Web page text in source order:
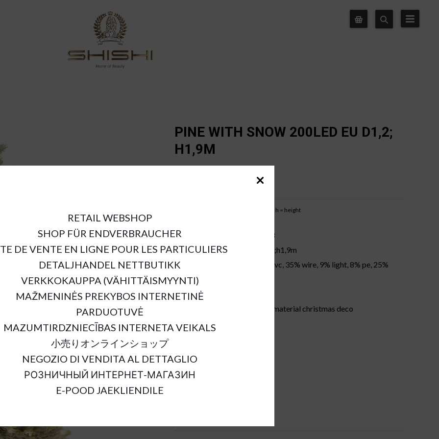
PINE WITH SNOW 200LED EU D1,2;
H1,9M
h = height
SKU:
42898
Outer Dimensions:
d1,2m;h1,9m
Material:
23% pvc, 35% wire, 9% light, 8% pe, 25%
Suitable In:
Color:
other material christmas deco
Units:
RETAIL WEBSHOP
SHOP FÜR ENDVERBRAUCHER
DE VENTE EN LIGNE POUR LES PARTICULIERS
DETALJHANDEL NETTBUTIKK
VERKKOKAUPPA (VÄHITTÄISMYYNTI)
MAŽMENINĖS PREKYBOS INTERNETINĖ
PARDUOTUVĖ
MAZUMTIRDZNIECĪBAS INTERNETA VEIKALS
小売りオンラインショップ
NEGOZIO DI VENDITA AL DETTAGLIO
РОЗНИЧНЫЙ ИНТЕРНЕТ-МАГАЗИН
E-POOD JAEKLIENDILE